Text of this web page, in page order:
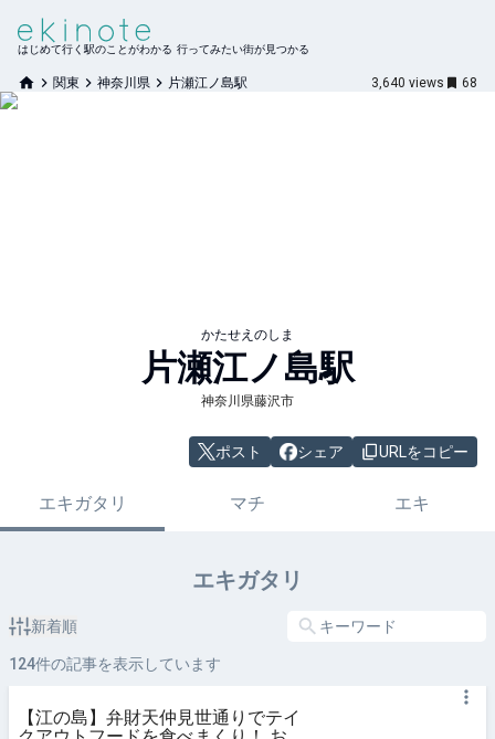
はじめて行く駅のことがわかる 行ってみたい街が見つかる
関東 神奈川県 片瀬江ノ島駅 3,640 views 68
かたせえのしま
片瀬江ノ島駅
神奈川県藤沢市
ポスト シェア URLをコピー
エキガタリ マチ エキ
エキガタリ
新着順
124件の記事を表示しています
【江の島】弁財天仲見世通りでテイ